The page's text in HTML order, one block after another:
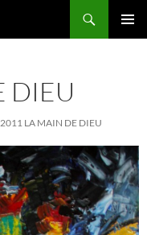
DIEU
2011 LA MAIN DE DIEU